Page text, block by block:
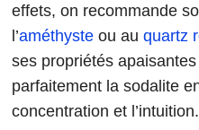
effets, on recommande
l’améthyste ou au quartz
ses propriétés
parfaitement la sodalite
concentration et